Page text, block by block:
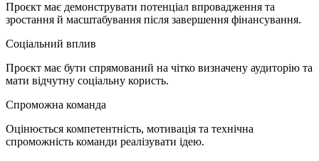
Проєкт має демонструвати потенціал впровадження та
зростання й масштабування після завершення фінансування.
Соціальний вплив
Проєкт має бути спрямований на чітко визначену аудиторію та
мати відчутну соціальну користь.
Спроможна команда
Оцінюється компетентність, мотивація та технічна
спроможність команди реалізувати ідею.